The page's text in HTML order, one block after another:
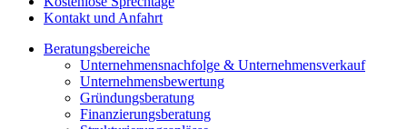
Kontakt und Anfahrt
Beratungsbereiche
Unternehmensnachfolge & Unternehmensverkauf
Unternehmensbewertung
Gründungsberatung
Finanzierungsberatung